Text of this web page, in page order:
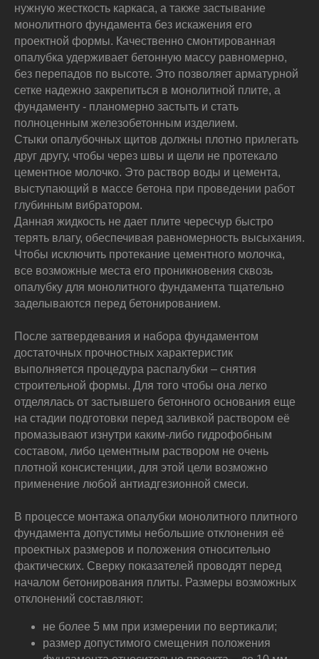
нужную жесткость каркаса, а также застывание
монолитного фундамента без искажения его
проектной формы. Качественно смонтированная
опалубка удерживает бетонную массу равномерно,
без перепадов по высоте. Это позволяет арматурной
сетке надежно закрепиться в монолитной плите, а
фундаменту - планомерно застыть и стать
полноценным железобетонным изделием.
Стыки опалубочных щитов должны плотно прилегать
друг другу, чтобы через швы и щели не протекало
цементное молочко. Это раствор воды и цемента,
выступающий в массе бетона при проведении работ
глубинным вибратором.
Данная жидкость не дает плите чересчур быстро
терять влагу, обеспечивая равномерность высыхания.
Чтобы исключить протекание цементного молочка,
все возможные места его проникновения сквозь
опалубку для монолитного фундамента тщательно
заделываются перед бетонированием.
После затвердевания и набора фундаментом
достаточных прочностных характеристик
выполняется процедура распалубки – снятия
строительной формы. Для того чтобы она легко
отделялась от застывшего бетонного основания еще
на стадии подготовки перед заливкой раствором её
промазывают изнутри каким-либо гидрофобным
составом, либо цементным раствором не очень
плотной консистенции, для этой цели возможно
применение любой антиадгезионной смеси.
В процессе монтажа опалубки монолитного плитного
фундамента допустимы небольшие отклонения её
проектных размеров и положения относительно
фактических. Сверку показателей проводят перед
началом бетонирования плиты. Размеры возможных
отклонений составляют:
не более 5 мм при измерении по вертикали;
размер допустимого смещения положения